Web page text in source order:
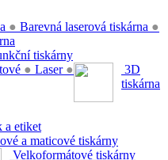
● Barevná laserová tiskárna ●
tiskárny
● Laser ●
3D
tiskárna
a etiket
a maticové tiskárny
Velkoformátové tiskárny